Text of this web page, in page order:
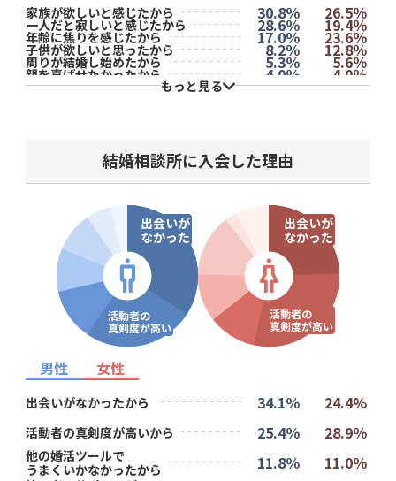
家族が欲しいと感じたから 30.8％ 26.5％
一人だと寂しいと感じたから 28.6％ 19.4％
年齢に焦りを感じたから 17.0％ 23.6％
子供が欲しいと思ったから 8.2％ 12.8％
周りが結婚し始めたから 5.3％ 5.6％
親を喜ばせたかったから 4.0％ 4.0％
その他（自由回答） 6.2％ 8.1％
もっと見る
結婚相談所に入会した理由
出会いが
なかった
活動者の
真剣度が高い
出会いが
なかった
活動者の
真剣度が高い
男性 女性
出会いがなかったから 34.1％ 24.4%
活動者の真剣度が高いから 25.4％ 28.9％
他の婚活ツールで
うまくいかなかったから
11.8％ 11.0％